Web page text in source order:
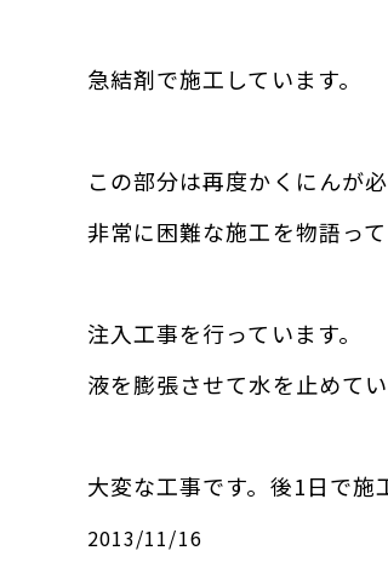
急結剤で施工しています。
この部分は再度かくにんが必
非常に困難な施工を物語って
注入工事を行っています。
液を膨張させて水を止めてい
大変な工事です。後1日で施
2013/11/16